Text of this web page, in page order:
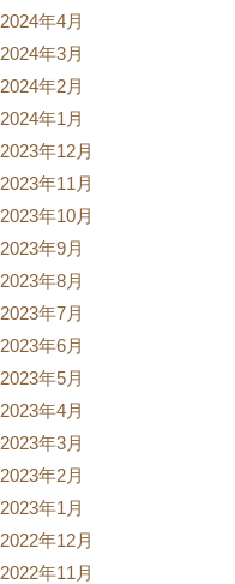
2024年4月
2024年3月
2024年2月
2024年1月
2023年12月
2023年11月
2023年10月
2023年9月
2023年8月
2023年7月
2023年6月
2023年5月
2023年4月
2023年3月
2023年2月
2023年1月
2022年12月
2022年11月